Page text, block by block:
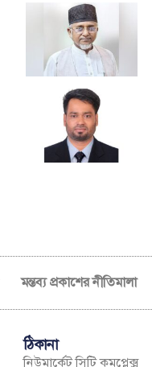
মন্তব্য প্রকাশের নীতিমালা
ঠিকানা
নিউমার্কেট সিটি কমপ্লেক্স